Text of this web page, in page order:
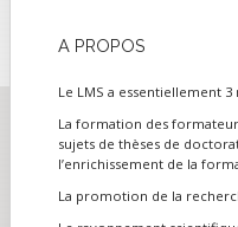
A PROPOS
Le LMS a essentiellement
La formation des
sujets de thèses de
l’enrichissement de la
La promotion de la